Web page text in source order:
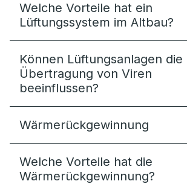
Welche Vorteile hat ein
Lüftungssystem im Altbau?
Können Lüftungsanlagen die
Übertragung von Viren
beeinflussen?
Wärmerückgewinnung
Welche Vorteile hat die
Wärmerückgewinnung?